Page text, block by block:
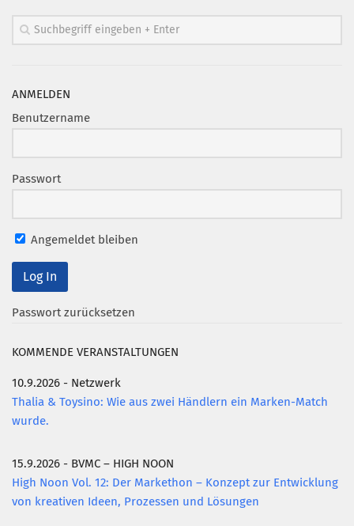
ANMELDEN
Benutzername
Passwort
Angemeldet bleiben
Passwort zurücksetzen
KOMMENDE VERANSTALTUNGEN
10.9.2026 - Netzwerk
Thalia & Toysino: Wie aus zwei Händlern ein Marken-Match
wurde.
15.9.2026 - BVMC – HIGH NOON
High Noon Vol. 12: Der Markethon – Konzept zur Entwicklung
von kreativen Ideen, Prozessen und Lösungen